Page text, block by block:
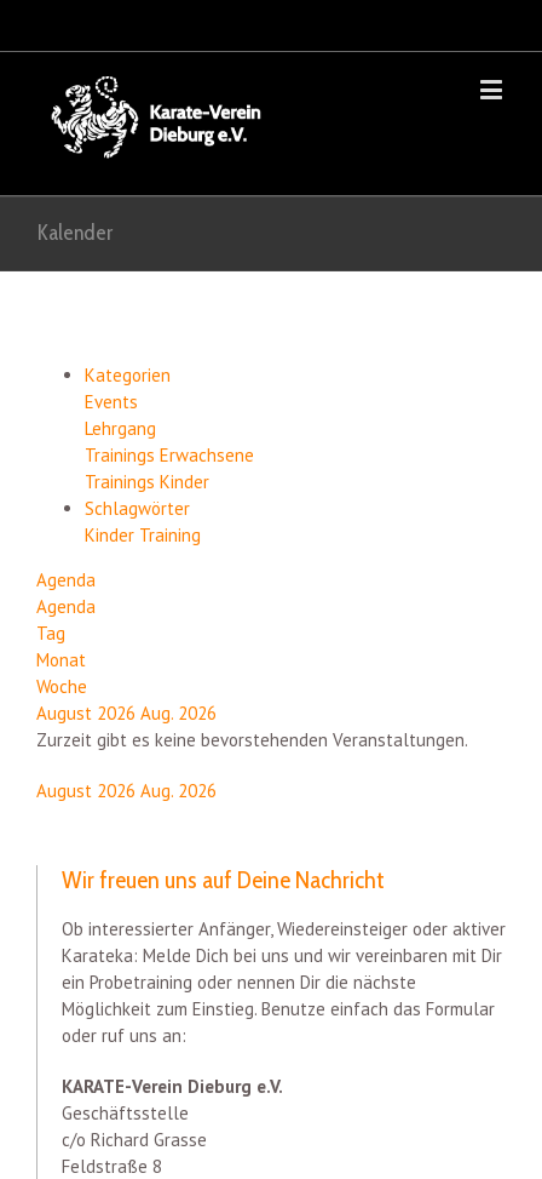
Kalender
Kategorien
Events
Lehrgang
Trainings Erwachsene
Trainings Kinder
Schlagwörter
Kinder Training
Agenda
Agenda
Tag
Monat
Woche
August 2026 Aug. 2026
Zurzeit gibt es keine bevorstehenden Veranstaltungen.
August 2026 Aug. 2026
Wir freuen uns auf Deine Nachricht
Ob interessierter Anfänger, Wiedereinsteiger oder aktiver
Karateka: Melde Dich bei uns und wir vereinbaren mit Dir
ein Probetraining oder nennen Dir die nächste
Möglichkeit zum Einstieg. Benutze einfach das Formular
oder ruf uns an:
KARATE-Verein Dieburg e.V.
Geschäftsstelle
c/o Richard Grasse
Feldstraße 8